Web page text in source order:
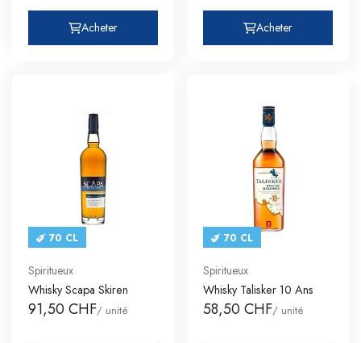
Acheter Acheter
70 CL
Spiritueux
Whisky Scapa Skiren
91,50 CHF/ unité
70 CL
Spiritueux
Whisky Talisker 10 Ans
58,50 CHF/ unité